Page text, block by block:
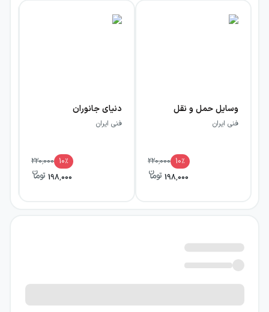
وسایل حمل و نقل
فنی ایران
220,000 10٪
198,000
دنیای جانوران
فنی ایران
220,000 10٪
198,000